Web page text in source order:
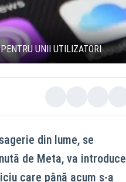
UNII UTILIZATORI
din lume, se
de Meta, va introduce
care până acum s-a